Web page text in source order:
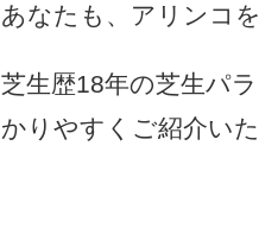
あなたも、アリンコ
芝生歴18年の芝生パ
かりやすくご紹介い